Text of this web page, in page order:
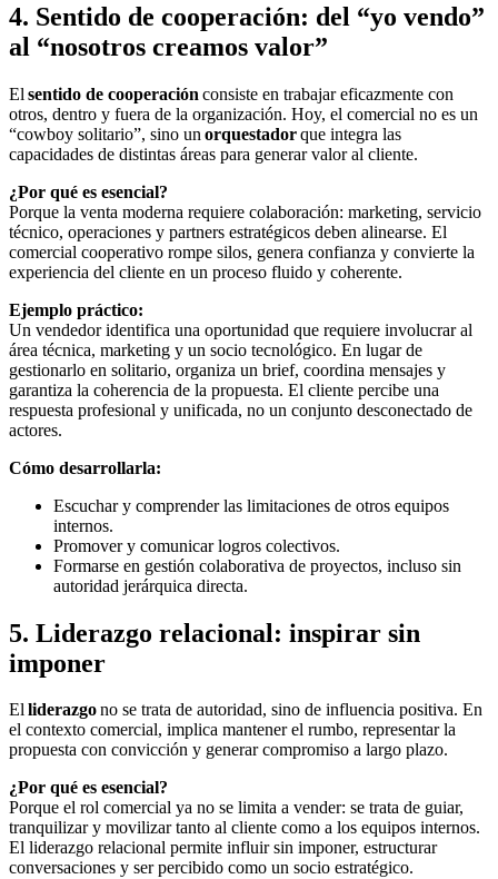
4. Sentido de cooperación: del “yo vendo”
al “nosotros creamos valor”
El sentido de cooperación consiste en trabajar eficazmente con
otros, dentro y fuera de la organización. Hoy, el comercial no es un
“cowboy solitario”, sino un orquestadorque integra las
capacidades de distintas áreas para generar valor al cliente.
¿Por qué es esencial?
Porque la venta moderna requiere colaboración: marketing, servicio
técnico, operaciones y partners estratégicos deben alinearse. El
comercial cooperativo rompe silos, genera confianza y convierte la
experiencia del cliente en un proceso fluido y coherente.
Ejemplo práctico:
Un vendedor identifica una oportunidad que requiere involucrar al
área técnica, marketing y un socio tecnológico. En lugar de
gestionarlo en solitario, organiza un brief, coordina mensajes y
garantiza la coherencia de la propuesta. El cliente percibe una
respuesta profesional y unificada, no un conjunto desconectado de
actores.
Cómo desarrollarla:
Escuchar y comprender las limitaciones de otros equipos
internos.
Promover y comunicar logros colectivos.
Formarse en gestión colaborativa de proyectos, incluso sin
autoridad jerárquica directa.
5. Liderazgo relacional: inspirar sin
imponer
Elliderazgono se trata de autoridad, sino de influencia positiva. En
el contexto comercial, implica mantener el rumbo, representar la
propuesta con convicción y generar compromiso a largo plazo.
¿Por qué es esencial?
Porque el rol comercial ya no se limita a vender: se trata de guiar,
tranquilizar y movilizar tanto al cliente como a los equipos internos.
El liderazgo relacional permite influir sin imponer, estructurar
conversaciones y ser percibido como un socio estratégico.